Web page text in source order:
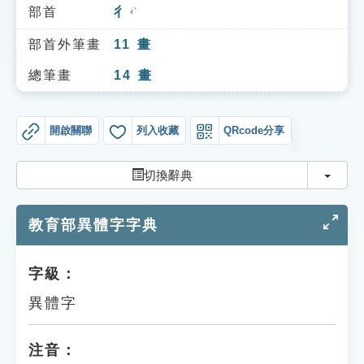
索引選單
知識索引
單字索引
貓頭鷹博士
部首 彳 ㄔˋ
部首外筆畫 11 畫
總筆畫 14 畫
開啟關聯 列入收藏 QRcode分享
切換辭典 切換
教育部異體字字典
字級：
異體字
注音：